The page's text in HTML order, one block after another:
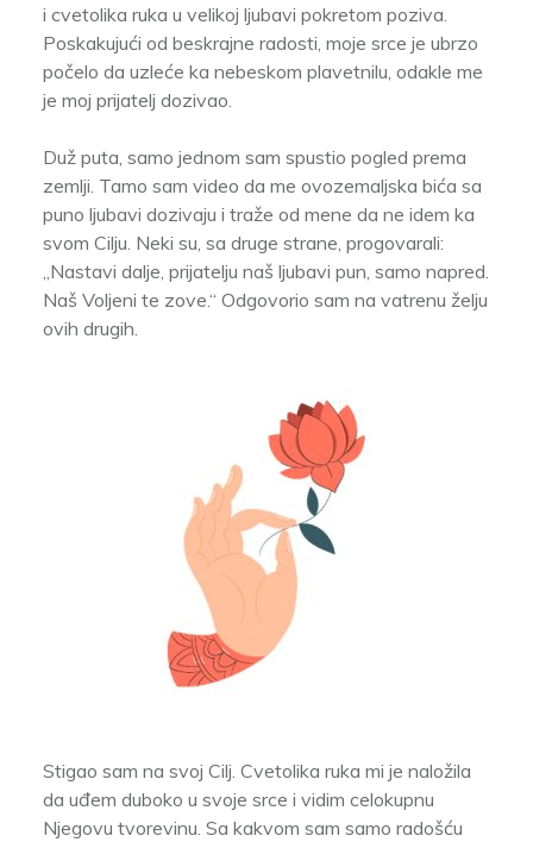
i cvetolika ruka u velikoj ljubavi pokretom poziva.
Poskakujući od beskrajne radosti, moje srce je ubrzo
počelo da uzleće ka nebeskom plavetnilu, odakle me
je moj prijatelj dozivao.
Duž puta, samo jednom sam spustio pogled prema
zemlji. Tamo sam video da me ovozemaljska bića sa
puno ljubavi dozivaju i traže od mene da ne idem ka
svom Cilju. Neki su, sa druge strane, progovarali:
„Nastavi dalje, prijatelju naš ljubavi pun, samo napred.
Naš Voljeni te zove.“ Odgovorio sam na vatrenu želju
ovih drugih.
Stigao sam na svoj Cilj. Cvetolika ruka mi je naložila
da uđem duboko u svoje srce i vidim celokupnu
Njegovu tvorevinu. Sa kakvom sam samo radošću